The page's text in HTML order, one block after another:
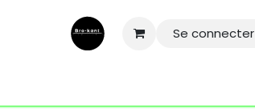
Se connecter